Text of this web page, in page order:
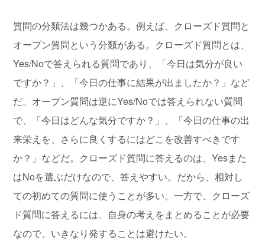
質問の分類法は幾つかある。例えば、クローズド質問と
オープン質問という分類がある。クローズド質問とは、
Yes/Noで答えられる質問であり、「今日は気分が良い
ですか？」、「今日の仕事に結果が出ましたか？」など
だ。オープン質問は逆にYes/Noでは答えられない質問
で、「今日はどんな気分ですか？」、「今日の仕事の出
来栄えを、さらに良くするにはどこを改善すべきです
か？」などだ。クローズド質問に答えるのは、Yesまた
はNoを選ぶだけなので、答えやすい。だから、相対し
ての初めての質問に使うことが多い。一方で、クローズ
ド質問に答えるには、自身の考えをまとめることが必要
なので、いきなり発することは避けたい。